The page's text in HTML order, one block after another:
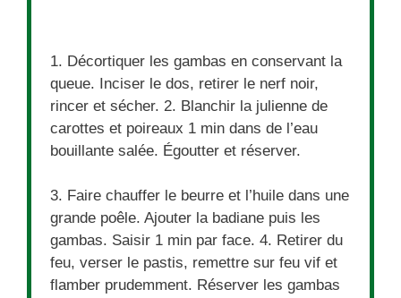
1. Décortiquer les gambas en conservant la
queue. Inciser le dos, retirer le nerf noir,
rincer et sécher. 2. Blanchir la julienne de
carottes et poireaux 1 min dans de l’eau
bouillante salée. Égoutter et réserver.
3. Faire chauffer le beurre et l’huile dans une
grande poêle. Ajouter la badiane puis les
gambas. Saisir 1 min par face. 4. Retirer du
feu, verser le pastis, remettre sur feu vif et
flamber prudemment. Réserver les gambas